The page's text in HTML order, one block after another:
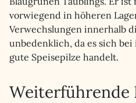
vorwiegend in höheren
Verwechslungen innerhalb
unbedenklich, da es sich
gute Speisepilze handelt.
Weiterführende